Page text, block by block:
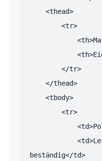
beständig</td>